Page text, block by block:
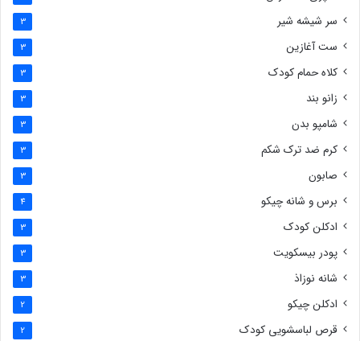
سر شیشه شیر 3
ست آغازین 3
کلاه حمام کودک 3
زانو بند 3
شامپو بدن 3
کرم ضد ترک شکم 3
صابون 3
برس و شانه چیکو 4
ادکلن کودک 3
پودر بیسکویت 3
شانه نوزاذ 3
ادکلن چیکو 2
قرص لباسشویی کودک 2